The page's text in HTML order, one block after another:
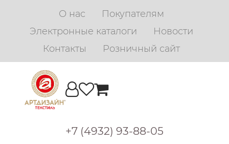
О нас
Покупателям
Электронные каталоги
Новости
Контакты
Розничный сайт
+7 (4932) 93-88-05